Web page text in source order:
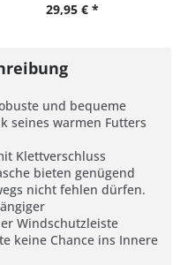
29,95 € *
und bequeme
seines warmen Futters
Klettverschluss
bieten genügend
nicht fehlen dürfen.
Windschutzleiste
keine Chance ins Innere